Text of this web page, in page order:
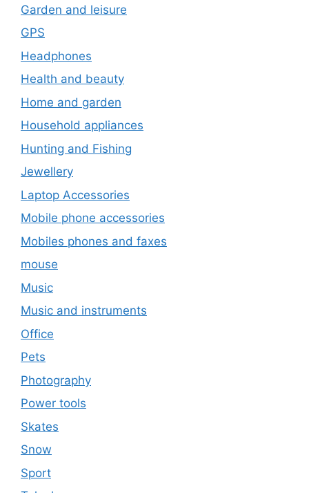
Garden and leisure
GPS
Headphones
Health and beauty
Home and garden
Household appliances
Hunting and Fishing
Jewellery
Laptop Accessories
Mobile phone accessories
Mobiles phones and faxes
mouse
Music
Music and instruments
Office
Pets
Photography
Power tools
Skates
Snow
Sport